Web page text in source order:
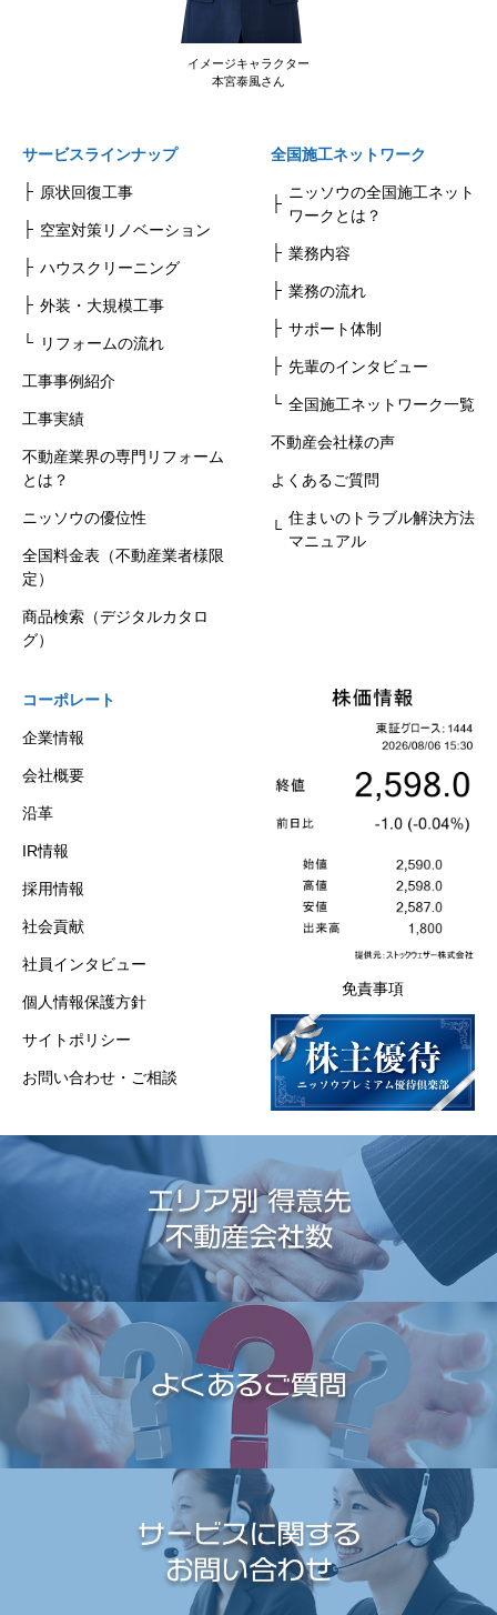
イメージキャラクター
本宮泰風さん
サービスラインナップ
原状回復工事
空室対策リノベーション
ハウスクリーニング
外装・大規模工事
リフォームの流れ
工事事例紹介
工事実績
不動産業界の専門リフォーム
とは？
ニッソウの優位性
全国料金表（不動産業者様限
定）
商品検索（デジタルカタロ
グ）
全国施工ネットワーク
ニッソウの全国施工ネット
ワークとは？
業務内容
業務の流れ
サポート体制
先輩のインタビュー
全国施工ネットワーク一覧
不動産会社様の声
よくあるご質問
住まいのトラブル解決方法
マニュアル
コーポレート
企業情報
会社概要
沿革
IR情報
採用情報
社会貢献
社員インタビュー
個人情報保護方針
サイトポリシー
お問い合わせ・ご相談
免責事項